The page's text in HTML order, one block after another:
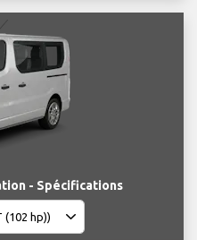
- Spécifications